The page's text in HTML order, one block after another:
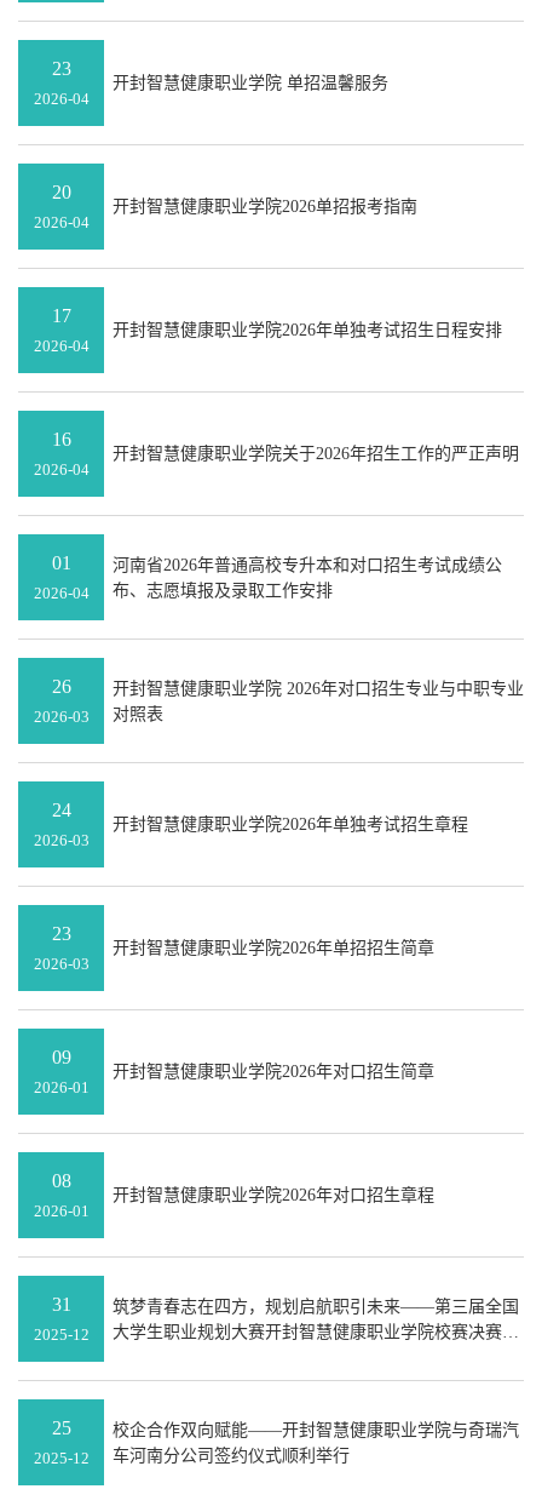
23
2026-04
开封智慧健康职业学院 单招温馨服务
20
2026-04
开封智慧健康职业学院2026单招报考指南
17
2026-04
开封智慧健康职业学院2026年单独考试招生日程安排
16
2026-04
开封智慧健康职业学院关于2026年招生工作的严正声明
01
2026-04
河南省2026年普通高校专升本和对口招生考试成绩公
布、志愿填报及录取工作安排
26
2026-03
开封智慧健康职业学院 2026年对口招生专业与中职专业
对照表
24
2026-03
开封智慧健康职业学院2026年单独考试招生章程
23
2026-03
开封智慧健康职业学院2026年单招招生简章
09
2026-01
开封智慧健康职业学院2026年对口招生简章
08
2026-01
开封智慧健康职业学院2026年对口招生章程
31
2025-12
筑梦青春志在四方，规划启航职引未来——第三届全国
大学生职业规划大赛开封智慧健康职业学院校赛决赛圆
25
2025-12
校企合作双向赋能——开封智慧健康职业学院与奇瑞汽
车河南分公司签约仪式顺利举行